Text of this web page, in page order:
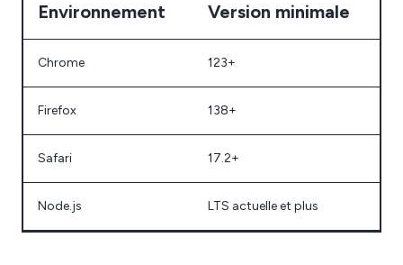
Environnement Version minimale
Chrome 123+
Firefox 138+
Safari 17.2+
Node.js LTS actuelle et plus